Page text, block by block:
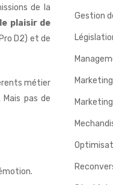
de la
plaisir de
D2) et de
métier
pas de
Gestion